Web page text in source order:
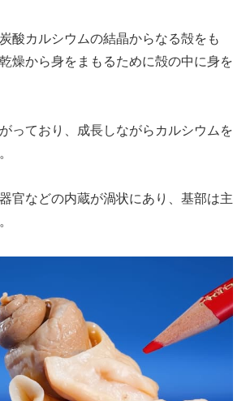
酸カルシウムの結晶からなる殻をも
燥から身をまもるために殻の中に身を
っており、成長しながらカルシウムを
官などの内蔵が渦状にあり、基部は主